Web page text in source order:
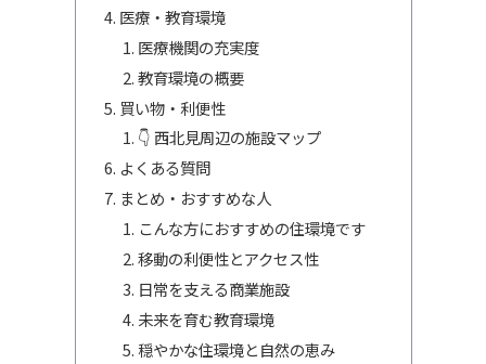
医療・教育環境
医療機関の充実度
教育環境の概要
買い物・利便性
👇 西北見周辺の施設マップ
よくある質問
まとめ・おすすめな人
こんな方におすすめの住環境です
移動の利便性とアクセス性
日常を支える商業施設
未来を育む教育環境
穏やかな住環境と自然の恵み